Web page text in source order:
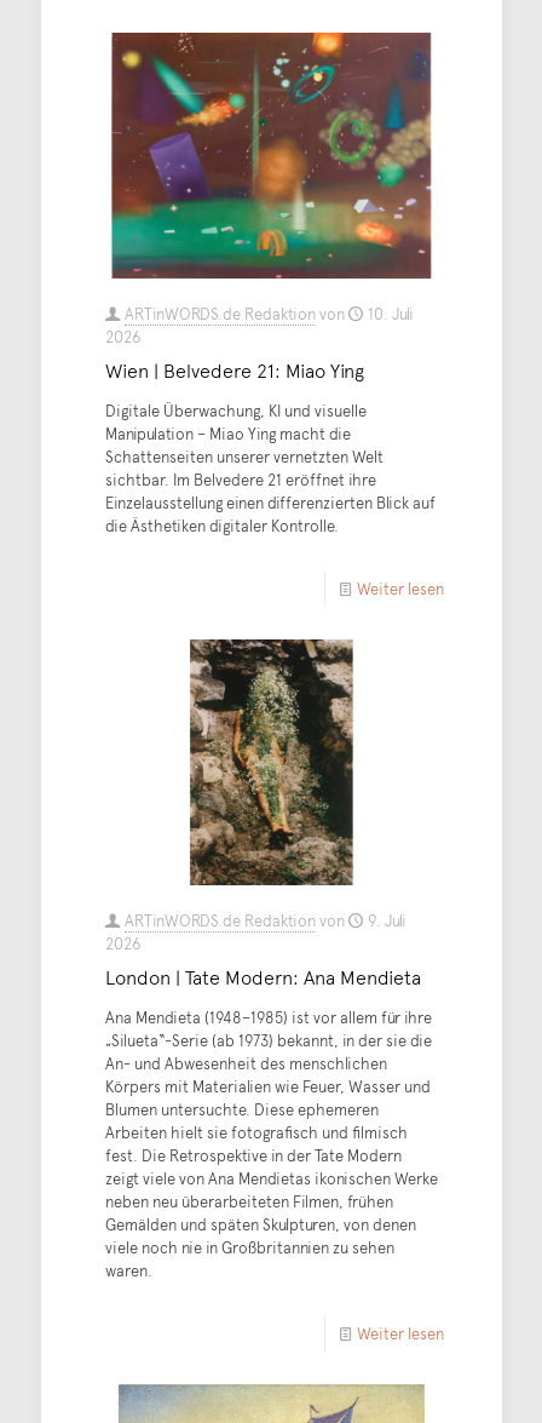
ARTinWORDS.de Redaktionvon
10. Juli
2026
Wien | Belvedere 21: Miao Ying
Digitale Überwachung, KI und visuelle
Manipulation – Miao Ying macht die
Schattenseiten unserer vernetzten Welt
sichtbar. Im Belvedere 21 eröffnet ihre
Einzelausstellung einen differenzierten Blick auf
die Ästhetiken digitaler Kontrolle.
Weiter lesen
ARTinWORDS.de Redaktionvon
9. Juli
2026
London | Tate Modern: Ana Mendieta
Ana Mendieta (1948–1985) ist vor allem für ihre
„Silueta“-Serie (ab 1973) bekannt, in der sie die
An- und Abwesenheit des menschlichen
Körpers mit Materialien wie Feuer, Wasser und
Blumen untersuchte. Diese ephemeren
Arbeiten hielt sie fotografisch und filmisch
fest. Die Retrospektive in der Tate Modern
zeigt viele von Ana Mendietas ikonischen Werke
neben neu überarbeiteten Filmen, frühen
Gemälden und späten Skulpturen, von denen
viele noch nie in Großbritannien zu sehen
waren.
Weiter lesen